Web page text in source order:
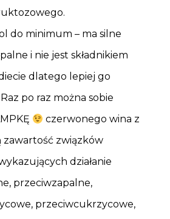
do minimum – ma silne
i nie jest składnikiem
dlatego lepiej go
po raz można sobie
czerwonego wina z
zawartość związków
działanie
przeciwzapalne,
przeciwcukrzycowe,